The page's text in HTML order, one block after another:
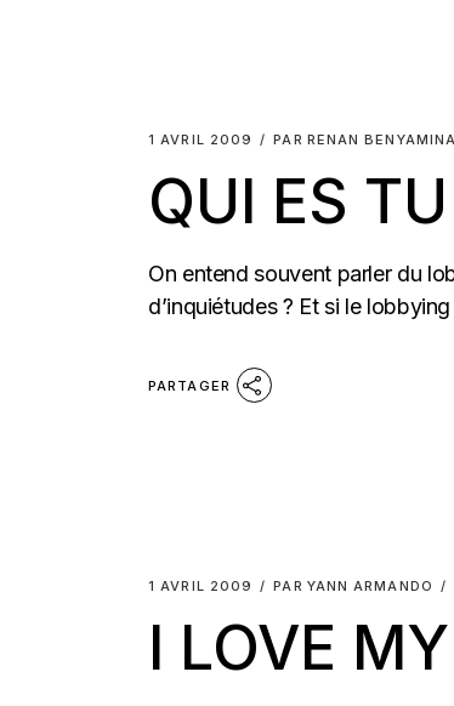
1 AVRIL 2009 PAR RENAN BENYAMINA
QUI ES
On entend souvent parler du
d’inquiétudes ? Et si le
PARTAGER
1 AVRIL 2009 PAR YANN ARMANDO
I LOVE